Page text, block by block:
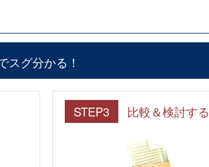
スグ分かる！
STEP3 比較＆検討する